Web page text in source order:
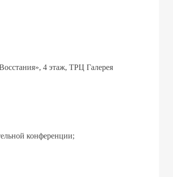
4 этаж, ТРЦ Галерея
конференции;